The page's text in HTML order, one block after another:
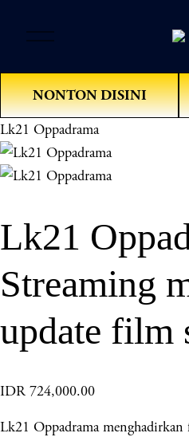
e
n
M
e
n
u
NONTON DISINI
Lk21 Oppadrama
Lk21
Streaming
update film
IDR 724,000.00
Lk21 Oppadrama